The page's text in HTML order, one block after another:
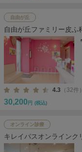
自由が丘
自由が丘ファミリー皮ふ
4.3 （32件）
30,200 円 (税込)
オンライン診療
キレイパスオンラインク